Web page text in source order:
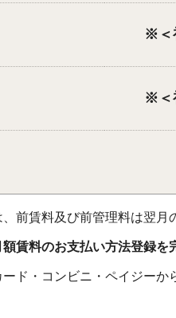
※＜
※＜
前賃料及び前管理料は翌月
賃料のお支払い方法登録
ド・コンビニ・ペイジー